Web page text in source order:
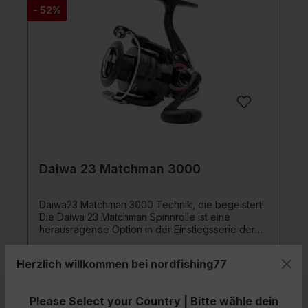
sorgt für gleichmäßiges Aufwickeln aller
Schnurtypen Rocket Line Management System
bietet bessere Kontrolle aller Angelschnüre
Rocket Spool Lip Design ermöglicht bessere
Kontrolle der Schnur beim Abrollen von der Spule
- 52%
Daiwa 23 Matchman 3000
Daiwa23 Matchman 3000 Technik, die begeistert!
Die Daiwa 23 Matchman Spinnrolle ist eine
herausragende Option in der Einstiegsserie der
erschwinglichen Preis und wird somit sicherlich
ausgestattet, um Ihnen ein reibungsloses und
Herzlich willkommen bei nordfishing77
Please Select your Country | Bitte wähle dein